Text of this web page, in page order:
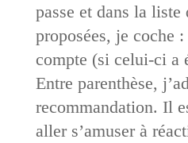
passe et dans la liste
proposées, je coche
compte (si celui-ci a
Entre parenthèse,
recommandation. Il
aller s’amuser à